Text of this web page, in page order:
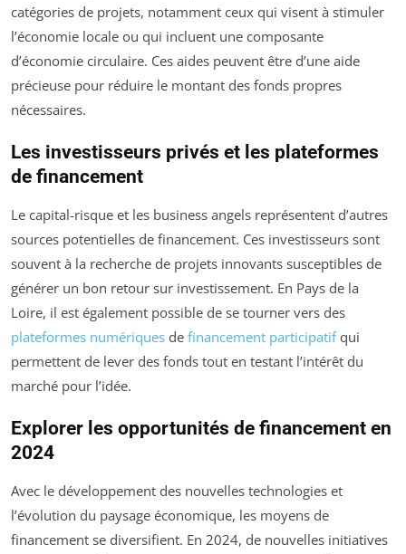
catégories de projets, notamment ceux qui visent à stimuler
l’économie locale ou qui incluent une composante
d’économie circulaire. Ces aides peuvent être d’une aide
précieuse pour réduire le montant des fonds propres
nécessaires.
Les investisseurs privés et les plateformes
de financement
Le capital-risque et les business angels représentent d’autres
sources potentielles de financement. Ces investisseurs sont
souvent à la recherche de projets innovants susceptibles de
générer un bon retour sur investissement. En Pays de la
Loire, il est également possible de se tourner vers des
plateformes numériques de financement participatifqui
permettent de lever des fonds tout en testant l’intérêt du
marché pour l’idée.
Explorer les opportunités de financement en
2024
Avec le développement des nouvelles technologies et
l’évolution du paysage économique, les moyens de
financement se diversifient. En 2024, de nouvelles initiatives